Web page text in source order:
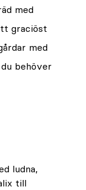
med
graciöst
med
behöver
ludna,
till